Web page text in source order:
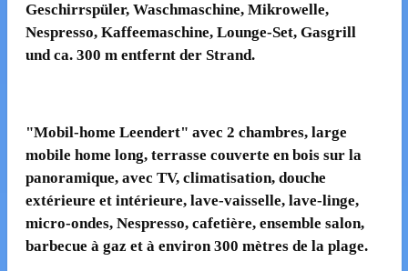
Geschirrspüler, Waschmaschine, Mikrowelle,
Nespresso, Kaffeemaschine, Lounge-Set, Gasgrill
und ca. 300 m entfernt der Strand.
"Mobil-home Leendert" avec 2 chambres, large
mobile home long, terrasse couverte en bois sur la
panoramique, avec TV, climatisation, douche
extérieure et intérieure, lave-vaisselle, lave-linge,
micro-ondes, Nespresso, cafetière, ensemble salon,
barbecue à gaz et à environ 300 mètres de la plage.